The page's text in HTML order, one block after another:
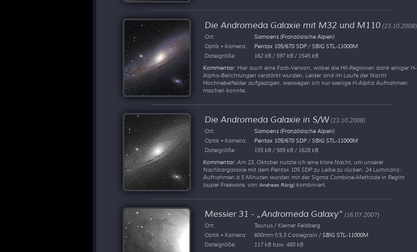
Die Andromeda Galaxie mit M32 und M110 (23.10.2008)
Ort:
Samoens (Französische Alpen)
Optik • Kamera:
Pentax 105/670 SDP / SBIG STL-11000M
Dateigröße:
162 kB / 597 kB / 1545 kB
Kommentar: Hier auch eine Farb-Version, wobei die HII-Regionen dank einiger H-
Alpha-Belichtungen verstärkt wurden. Leider sind im Laufe der Nacht
Hochnebelfelder aufgezogen, weswegen ich nur wenige H-Alpha Aufnahmen
machen konnte.
Die Andromeda Galaxie in S/W (23.10.2008)
Ort:
Samoens (Französische Alpen)
Optik • Kamera:
Pentax 105/670 SDP / SBIG STL-11000M
Dateigröße:
155 kB / 589 kB / 1628 kB
Kommentar: Am 23. Oktober nutzte ich eine klare Nacht, um unserer
Nachbargalaxie mit dem Pentax 105 SDP zu Leibe zu rücken. 24 Luminanz-
Aufnahmen à 5 Minuten wurden mit der Sigma Combine-Methode in Regim
(super Freeware, von Andreas Rörig) kombiniert.
Messier 31 - Andromeda Galaxy (16.07.2007)
Ort:
Taunus / Kleiner Feldberg
Optik • Kamera:
600mm f/3,3 Cassegrain / SBIG STL-11000M
Dateigröße:
117 kB bzw. 480 kB